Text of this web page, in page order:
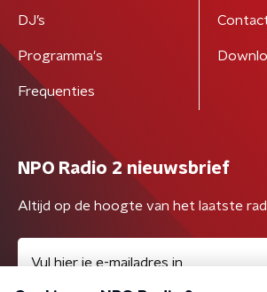
DJ’s
Programma's
Frequenties
NPO Radio 2 nieuwsbrief
Altijd op de hoogte van het laatste